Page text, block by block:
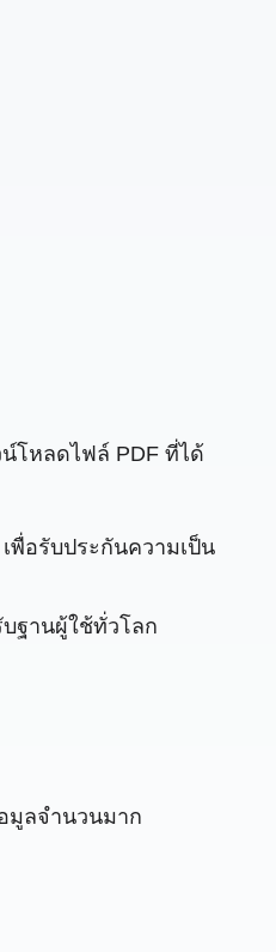
โหลดไฟล์ PDF ที่ได้
พื่อรับประกันความเป็น
ฐานผู้ใช้ทั่วโลก
มูลจำนวนมาก